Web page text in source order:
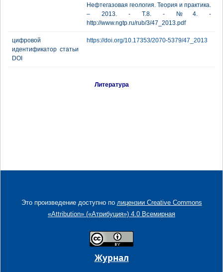
Нефтегазовая геология. Теория и практика.
– 2013. - Т.8. - №4. -
http://www.ngtp.ru/rub/3/47_2013.pdf
цифровой
идентификатор статьи
DOI
https://doi.org/10.17353/2070-5379/47_2013
Литература
Это произведение доступно по лицензии Creative Commons
«Attribution» («Атрибуция») 4.0 Всемирная
Журнал